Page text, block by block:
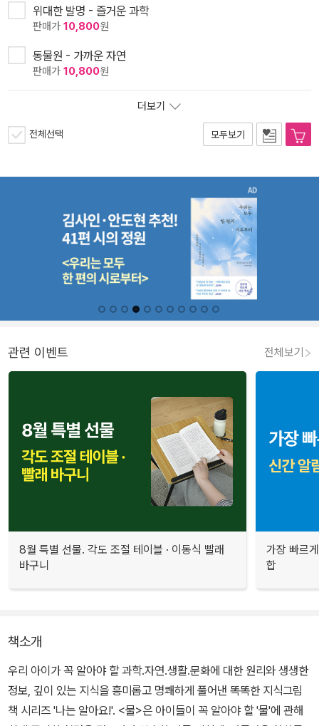
위대한 발명 - 즐거운 과학
판매가 10,800원
동물원 - 가까운 자연
판매가 10,800원
더보기
전체선택 모두보기
관련 이벤트 전체보기
8월 특별 선물. 각도 조절 테이블 · 이동식 빨래
바구니
가장 빠르
합
책소개
우리 아이가 꼭 알아야 할 과학.자연.생활.문화에 대한 원리와 생생한
정보, 깊이 있는 지식을 흥미롭고 명쾌하게 풀어낸 똑똑한 지식그림
책 시리즈 '나는 알아요!'. <물>은 아이들이 꼭 알아야 할 '물'에 관해